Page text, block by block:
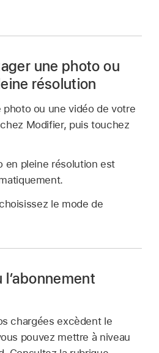
une photo ou
résolution
photo ou une vidéo de votre
Modifier, puis touchez
en pleine résolution est
le mode de
chargées excèdent le
pouvez mettre à niveau